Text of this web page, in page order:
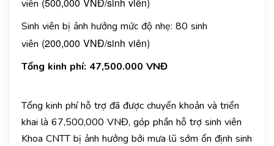
viên
Sinh viên bị ảnh hưởng mức độ nhẹ: 80 sinh
viên (200,000 VNĐ/sinh viên)
Tổng kinh phí: 47,500.000 VNĐ
Tổng kinh phí hỗ trợ đã được chuyển khoản và triển
khai là 67,500,000 VNĐ, góp phần hỗ trợ sinh viên
Khoa CNTT bị ảnh hưởng bởi mưa lũ sớm ổn định sinh